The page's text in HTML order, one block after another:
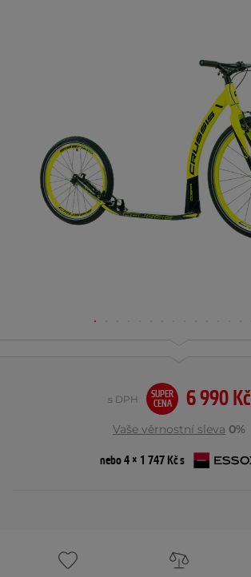
6 990 Kč
s DPH
SUPER
CENA
Vaše věrnostní sleva 0%
nebo 4 × 1 747 Kč s